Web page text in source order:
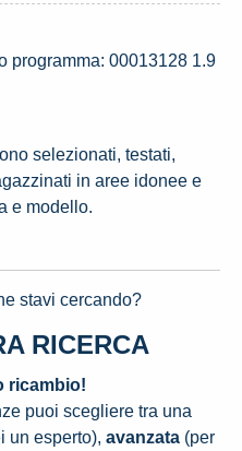
programma: 00013128 1.9
selezionati, testati,
in aree idonee e
e modello.
stavi cercando?
RICERCA
ricambio!
puoi scegliere tra una
un esperto), avanzata (per